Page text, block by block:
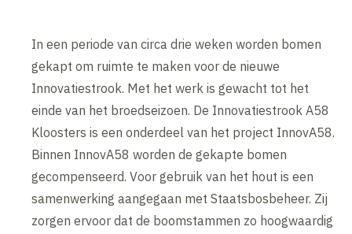
In een periode van circa drie weken worden bomen
gekapt om ruimte te maken voor de nieuwe
Innovatiestrook. Met het werk is gewacht tot het
einde van het broedseizoen. De Innovatiestrook A58
Kloosters is een onderdeel van het project InnovA58.
Binnen InnovA58 worden de gekapte bomen
gecompenseerd. Voor gebruik van het hout is een
samenwerking aangegaan met Staatsbosbeheer. Zij
zorgen ervoor dat de boomstammen zo hoogwaardig